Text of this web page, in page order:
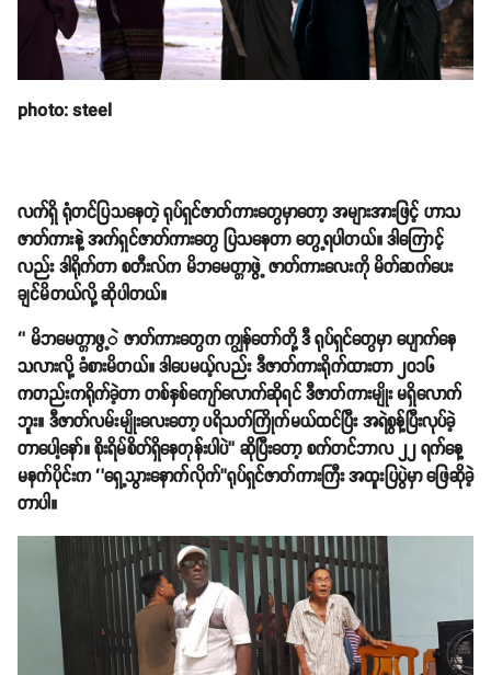
photo: steel
လက်ရှိ ရုံတင်ပြသနေတဲ့ ရုပ်ရှင်ဇာတ်ကားတွေမှာတော့ အများအားဖြင့် ဟာသ
ဇာတ်ကားနဲ့ အက်ရှင်ဇာတ်ကားတွေ ပြသနေတာ တွေ့ရပါတယ်။ ဒါကြောင့်
လည်း ဒါရိုက်တာ စတီးလ်က မိဘမေတ္တာဖွဲ့ ဇာတ်ကားလေးကို မိတ်ဆက်ပေး
ချင်မိတယ်လို့ ဆိုပါတယ်။
‘’ မိဘမေတ္တာဖွ့ဲ ဇာတ်ကားတွေက ကျွန်တော်တို့ ဒီ ရုပ်ရှင်တွေမှာ ပျောက်နေ
သလားလို့ ခံစားမိတယ်။ ဒါပေမယ့်လည်း ဒီဇာတ်ကားရိုက်ထားတာ ၂၀၁၆
ကတည်းကရိုက်ခဲ့တာ တစ်နှစ်ကျော်လောက်ဆိုရင် ဒီဇာတ်ကားမျိုး မရှိလောက်
ဘူး။ ဒီဇာတ်လမ်းမျိုးလေးတော့ ပရိသတ်ကြိုက်မယ်ထင်ပြီး အရဲစွန့်ပြီးလုပ်ခဲ့
တာပေါ့နော်။ စိုးရိမ်စိတ်ရှိနေတုန်းပါပဲ’’ ဆိုပြီးတော့ စက်တင်ဘာလ ၂၂ ရက်နေ့
မနက်ပိုင်းက ‘’ရှေ့သွားနောက်လိုက်’’ရုပ်ရှင်ဇာတ်ကားကြီး အထူးပြပွဲမှာ ဖြေဆိုခဲ့
တာပါ။